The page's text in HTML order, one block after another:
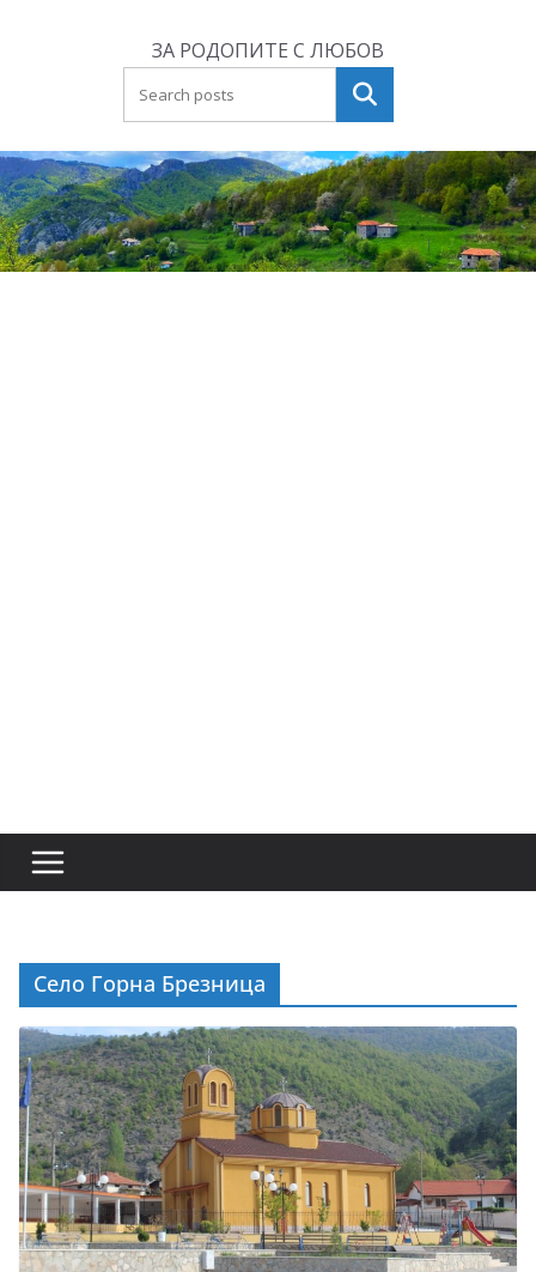
ЗА РОДОПИТЕ С ЛЮБОВ
Търсене
Село Горна Брезница